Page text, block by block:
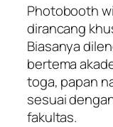
Photobooth
dirancang
Biasanya
bertema
toga, papan
sesuai
fakultas.